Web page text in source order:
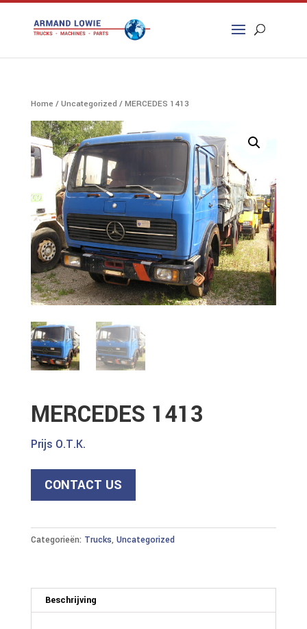
Zoeken
naar:
Home /Uncategorized / MERCEDES 1413
MERCEDES 1413
Prijs O.T.K.
CONTACT US
Categorieën: Trucks, Uncategorized
Beschrijving